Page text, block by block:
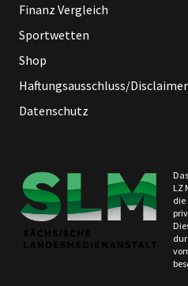
Finanz Vergleich
Sportwetten
Shop
Haftungsausschluss/Disclaimer
Datenschutz
LZ
die